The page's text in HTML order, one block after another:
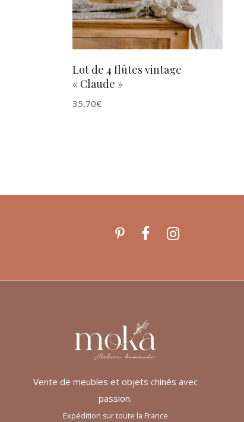
Lot de 4 flûtes vintage
« Claude »
35,70€
Vente de meubles et objets chinés avec
passion.
Expédition sur toute la France